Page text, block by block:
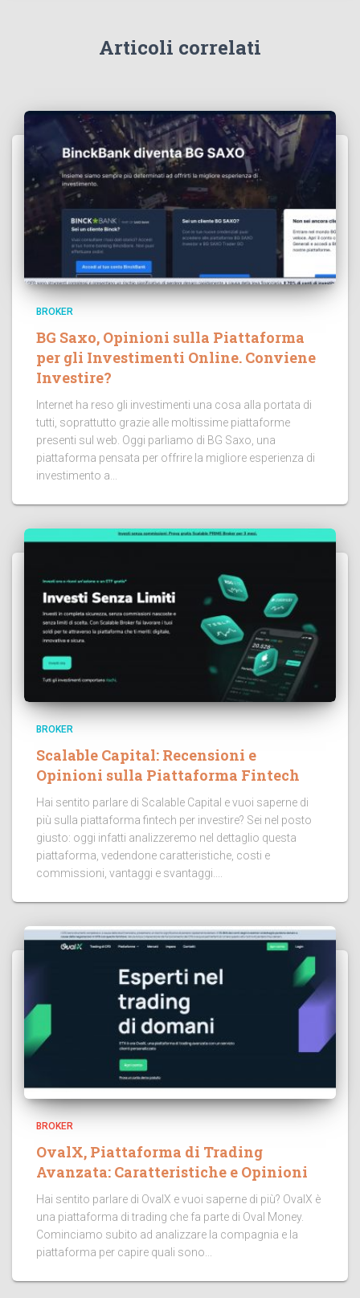
Articoli correlati
BROKER
BG Saxo, Opinioni sulla Piattaforma
per gli Investimenti Online. Conviene
Investire?
Internet ha reso gli investimenti una cosa alla portata di
tutti, soprattutto grazie alle moltissime piattaforme
presenti sul web. Oggi parliamo di BG Saxo, una
piattaforma pensata per offrire la migliore esperienza di
investimento a...
BROKER
Scalable Capital: Recensioni e
Opinioni sulla Piattaforma Fintech
Hai sentito parlare di Scalable Capital e vuoi saperne di
più sulla piattaforma fintech per investire? Sei nel posto
giusto: oggi infatti analizzeremo nel dettaglio questa
piattaforma, vedendone caratteristiche, costi e
commissioni, vantaggi e svantaggi....
BROKER
OvalX, Piattaforma di Trading
Avanzata: Caratteristiche e Opinioni
Hai sentito parlare di OvalX e vuoi saperne di più? OvalX è
una piattaforma di trading che fa parte di Oval Money.
Cominciamo subito ad analizzare la compagnia e la
piattaforma per capire quali sono...